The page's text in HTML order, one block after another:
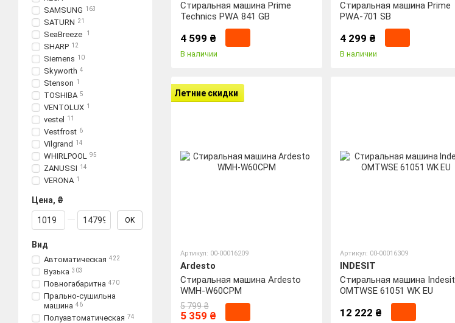
Стиральная машина Prime
Technics PWA 841 GB
4 599 ₴
В наличии
Стиральная машина Prime
PWA-701 SB
4 299 ₴
В наличии
Летние скидки
Артикул: 00-00016209
Ardesto
Стиральная машина Ardesto
WMH-W60CPM
5 799 ₴
5 359 ₴
Артикул: 00-00016309
INDESIT
Стиральная машина Indesit
OMTWSE 61051 WK EU
12 222 ₴
SAMSUNG 163
SATURN 21
SeaBreeze 1
SHARP 12
Siemens 10
Skyworth 4
Stenson 1
TOSHIBA 5
VENTOLUX 1
vestel 11
Vestfrost 6
Vilgrand 14
WHIRLPOOL 95
ZANUSSI 14
VERONA 1
Цена, ₴
От Цена, ₴
До Цена, ₴ OK
Вид
Автоматическая 422
Вузька 303
Повногабаритна 470
Прально-сушильна
машина 46
Полуавтоматическая 74